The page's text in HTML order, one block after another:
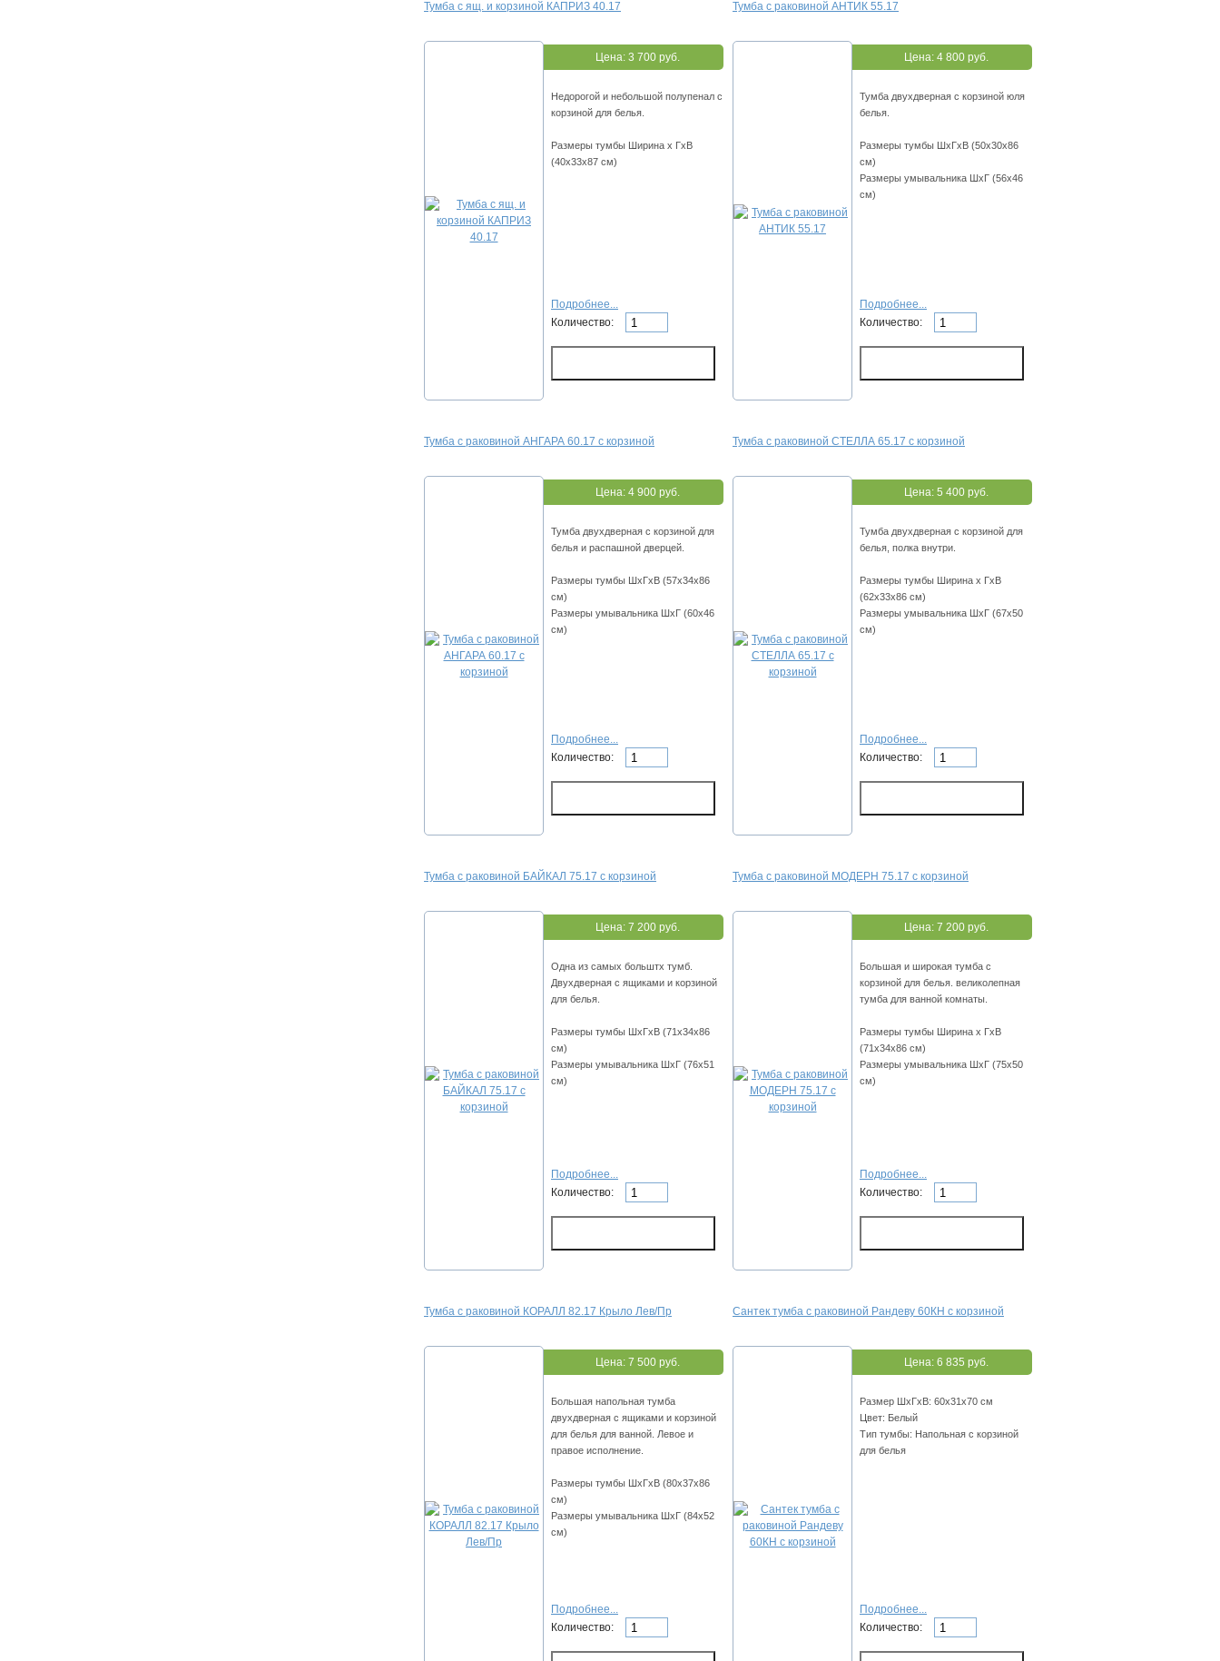
Тумба с ящ. и корзиной КАПРИЗ 40.17
Цена: 3 700 руб.
Недорогой и небольшой полупенал с
корзиной для белья.
Размеры тумбы Ширина х ГхВ
(40х33х87 см)
Подробнее...
Количество:
Тумба с раковиной АНТИК 55.17
Цена: 4 800 руб.
Тумба двухдверная с корзиной юля
белья.
Размеры тумбы ШхГхВ (50х30х86
см)
Размеры умывальника ШхГ (56х46
см)
Подробнее...
Количество:
Тумба с раковиной АНГАРА 60.17 с корзиной
Цена: 4 900 руб.
Тумба двухдверная с корзиной для
белья и распашной дверцей.
Размеры тумбы ШхГхВ (57х34х86
см)
Размеры умывальника ШхГ (60х46
см)
Подробнее...
Количество:
Тумба с раковиной СТЕЛЛА 65.17 с корзиной
Цена: 5 400 руб.
Тумба двухдверная с корзиной для
белья, полка внутри.
Размеры тумбы Ширина х ГхВ
(62х33х86 см)
Размеры умывальника ШхГ (67х50
см)
Подробнее...
Количество:
Тумба с раковиной БАЙКАЛ 75.17 с корзиной
Цена: 7 200 руб.
Одна из самых больштх тумб.
Двухдверная с ящиками и корзиной
для белья.
Размеры тумбы ШхГхВ (71х34х86
см)
Размеры умывальника ШхГ (76х51
см)
Подробнее...
Количество:
Тумба с раковиной МОДЕРН 75.17 с корзиной
Цена: 7 200 руб.
Большая и широкая тумба с
корзиной для белья. великолепная
тумба для ванной комнаты.
Размеры тумбы Ширина х ГхВ
(71х34х86 см)
Размеры умывальника ШхГ (75х50
см)
Подробнее...
Количество:
Тумба с раковиной КОРАЛЛ 82.17 Крыло Лев/Пр
Цена: 7 500 руб.
Большая напольная тумба
двухдверная с ящиками и корзиной
для белья для ванной. Левое и
правое исполнение.
Размеры тумбы ШхГхВ (80х37х86
см)
Размеры умывальника ШхГ (84х52
см)
Подробнее...
Количество:
Сантек тумба с раковиной Рандеву 60КН с корзиной
Цена: 6 835 руб.
Размер ШхГхВ: 60x31x70 см
Цвет: Белый
Тип тумбы: Напольная с корзиной
для белья
Подробнее...
Количество: